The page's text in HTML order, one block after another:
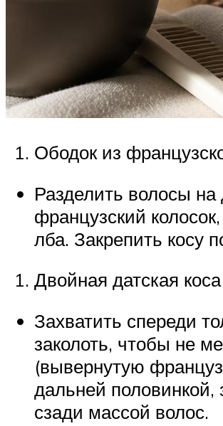
Ободок из
Разделить волосы
французский
лба. Закрепить косу
Двойная датская
Захватить спереди
заколоть, чтобы не
(вывернутую
дальней половинкой,
сзади массой волос.